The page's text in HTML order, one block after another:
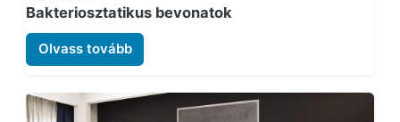
Bakteriosztatikus bevonatok
Olvass tovább